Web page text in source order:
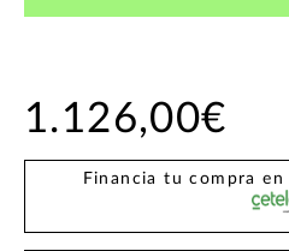
1.126,00€
Financia tu compra en